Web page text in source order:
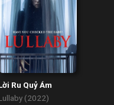
Ru Quỷ Ám
(2022)